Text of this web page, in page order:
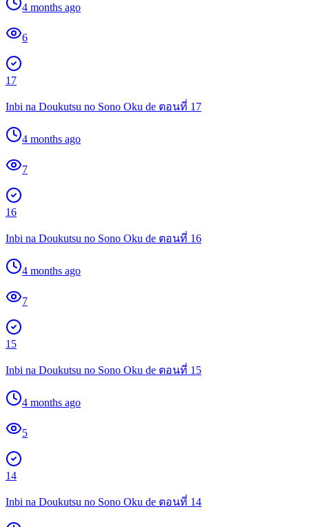
4 months ago
6
17
Inbi na Doukutsu no Sono Oku de ตอนที่ 17
4 months ago
7
16
Inbi na Doukutsu no Sono Oku de ตอนที่ 16
4 months ago
7
15
Inbi na Doukutsu no Sono Oku de ตอนที่ 15
4 months ago
5
14
Inbi na Doukutsu no Sono Oku de ตอนที่ 14